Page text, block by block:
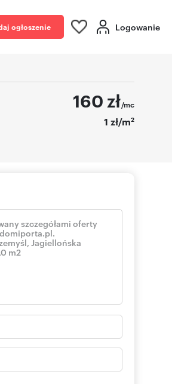
ogłoszenie Logowanie
160 zł/mc
1 zł/m2